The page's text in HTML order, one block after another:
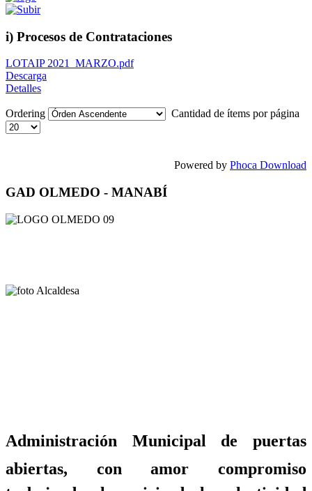
i) Procesos de Contrataciones
LOTAIP 2021_MARZO.pdf
Descarga
Detalles
Ordering Cantidad de ítems por página
Powered by Phoca Download
GAD OLMEDO - MANABÍ
Administración Municipal de puertas
abiertas, con amor compromiso